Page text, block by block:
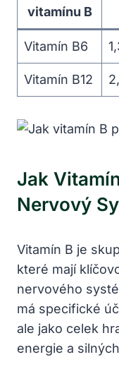
vitamínu B
Vitamín B6
Vitamín B12
Jak
Nervový
Vitamín B je
které mají
nervového
má specifické
ale jako celek
energie a